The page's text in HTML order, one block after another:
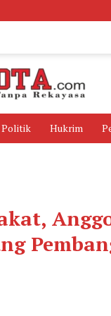
Polisi
Politik Hukrim